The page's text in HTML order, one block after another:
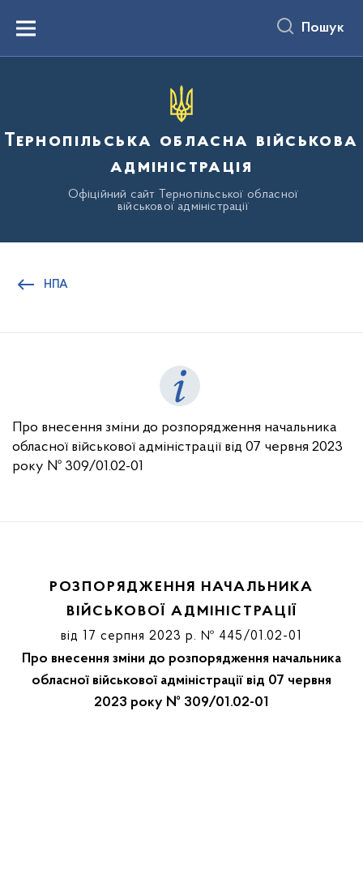
вмістуMenu Пошук
Тернопільська обласна військова
адміністрація
Офіційний сайт Тернопільської обласної
військової адміністрації
НПА
Про внесення зміни до розпорядження начальника
обласної військової адміністрації від 07 червня 2023
року № 309/01.02-01
РОЗПОРЯДЖЕННЯ НАЧАЛЬНИКА
ВІЙСЬКОВОЇ АДМІНІСТРАЦІЇ
від 17 серпня 2023 р. № 445/01.02-01
Про внесення зміни до розпорядження начальника
обласної військової адміністрації від 07 червня
2023 року № 309/01.02-01